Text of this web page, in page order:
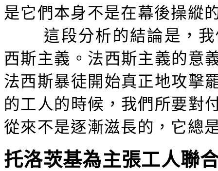
是它們本身不是在幕後操縱
這段分析的結論是，
西斯主義。法西斯主義的意
法西斯暴徒開始真正地攻擊
的工人的時候，我們所要對
從來不是逐漸滋長的，它總
托洛茨基為主張工人聯